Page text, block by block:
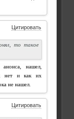
Цитировать
то такое
нашел,
нет и как их
не нашел.
Цитировать